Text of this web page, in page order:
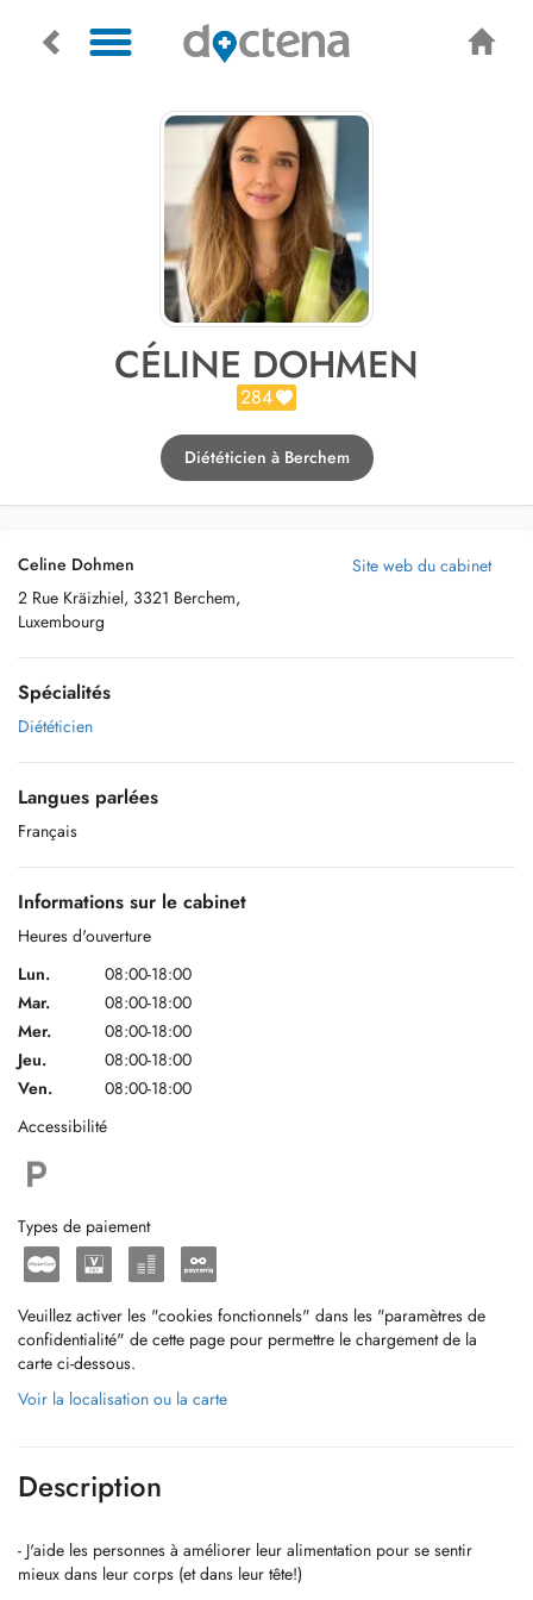
CÉLINE DOHMEN
284
Diététicien à Berchem
Celine Dohmen
2 Rue Kräizhiel, 3321 Berchem,
Luxembourg
Site web du cabinet
Spécialités
Diététicien
Langues parlées
Français
Informations sur le cabinet
Heures d'ouverture
Lun.
08:00-18:00
Mar.
08:00-18:00
Mer.
08:00-18:00
Jeu.
08:00-18:00
Ven.
08:00-18:00
Accessibilité
Types de paiement
Veuillez activer les "cookies fonctionnels" dans les "paramètres de
confidentialité" de cette page pour permettre le chargement de la
carte ci-dessous.
Voir la localisation ou la carte
Description
- J'aide les personnes à améliorer leur alimentation pour se sentir
mieux dans leur corps (et dans leur tête!)